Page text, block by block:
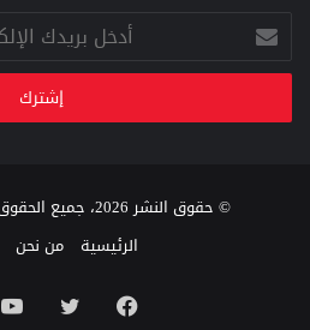
أدخل
بريدك
الإلكتروني
© حقوق النشر 2026، جميع الحقوق محفوظة |
الرئيسية
من نحن
فيسبوك تويتر